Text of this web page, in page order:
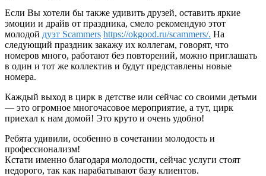
Если Вы хотели бы также удивить друзей, оставить яркие
эмоции и драйв от праздника, смело рекомендую этот
молодой дуэт Scammers https://okgood.ru/scammers/. На
следующий праздник закажу их коллегам, говорят, что
номеров много, работают без повторений, можно приглашать
в один и тот же коллектив и будут представлены новые
номера.
Каждый выход в цирк в детстве или сейчас со своими детьми
— это огромное многочасовое мероприятие, а тут, цирк
приехал к нам домой! Это круто и очень удобно!
Ребята удивили, особенно в сочетании молодость и
профессионализм!
Кстати именно благодаря молодости, сейчас услуги стоят
недорого, так как нарабатывают базу клиентов.